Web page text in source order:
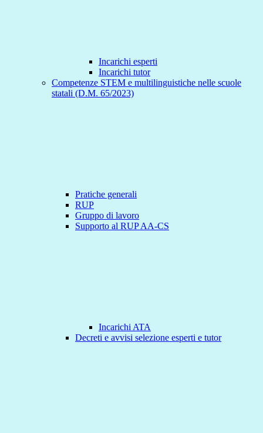
Incarichi esperti
Incarichi tutor
Competenze STEM e multilinguistiche nelle scuole
statali (D.M. 65/2023)
Pratiche generali
RUP
Gruppo di lavoro
Supporto al RUP AA-CS
Incarichi ATA
Decreti e avvisi selezione esperti e tutor